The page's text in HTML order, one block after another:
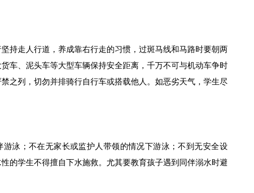
持走人行道，养成靠右行走的习惯，过斑马线和马路时要朝两
车、泥头车等大型车辆保持安全距离，千万不可与机动车争时
之列，切勿并排骑行自行车或搭载他人。如恶劣天气，学生尽
泳；不在无家长或监护人带领的情况下游泳；不到无安全设
的学生不得擅自下水施救。尤其要教育孩子遇到同伴溺水时避